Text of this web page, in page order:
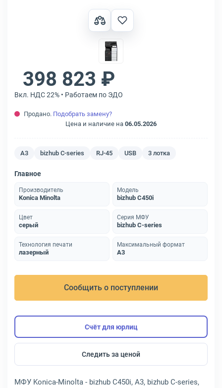
398 823 ₽
Вкл. НДС 22% • Работаем по ЭДО
Продано. Подобрать замену?
Цена и наличие на 06.05.2026
A3 bizhub C-series RJ-45 USB 3 лотка
Главное
Производитель
Konica Minolta
Модель
bizhub C450i
Цвет
серый
Серия МФУ
bizhub C-series
Технология печати
лазерный
Максимальный формат
A3
Сообщить о поступлении
Счёт для юрлиц
Следить за ценой
МФУ Konica-Minolta - bizhub C450i, A3, bizhub C-series,